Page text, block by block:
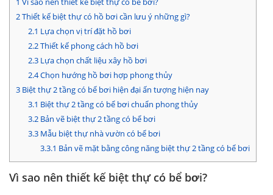
2Thiết kế biệt thự có hồ bơi cần lưu ý những gì?
2.1 Lựa chọn vị trí đặt hồ bơi
2.2Thiết kế phong cách hồ bơi
2.3Lựa chọn chất liệu xây hồ bơi
2.4Chọn hướng hồ bơi hợp phong thủy
3 Biệt thự 2 tầng có bể bơi hiện đại ấn tượng hiện nay
3.1 Biệt thự 2 tầng có bể bơi chuẩn phong thủy
3.2Bản vẽ biệt thự 2 tầng có bể bơi
3.3Mẫu biệt thự nhà vườn có bể bơi
3.3.1 Bản vẽ mặt bằng công năng biệt thự 2 tầng có bể bơi
Vì sao nên thiết kế biệt thự có bể bơi?